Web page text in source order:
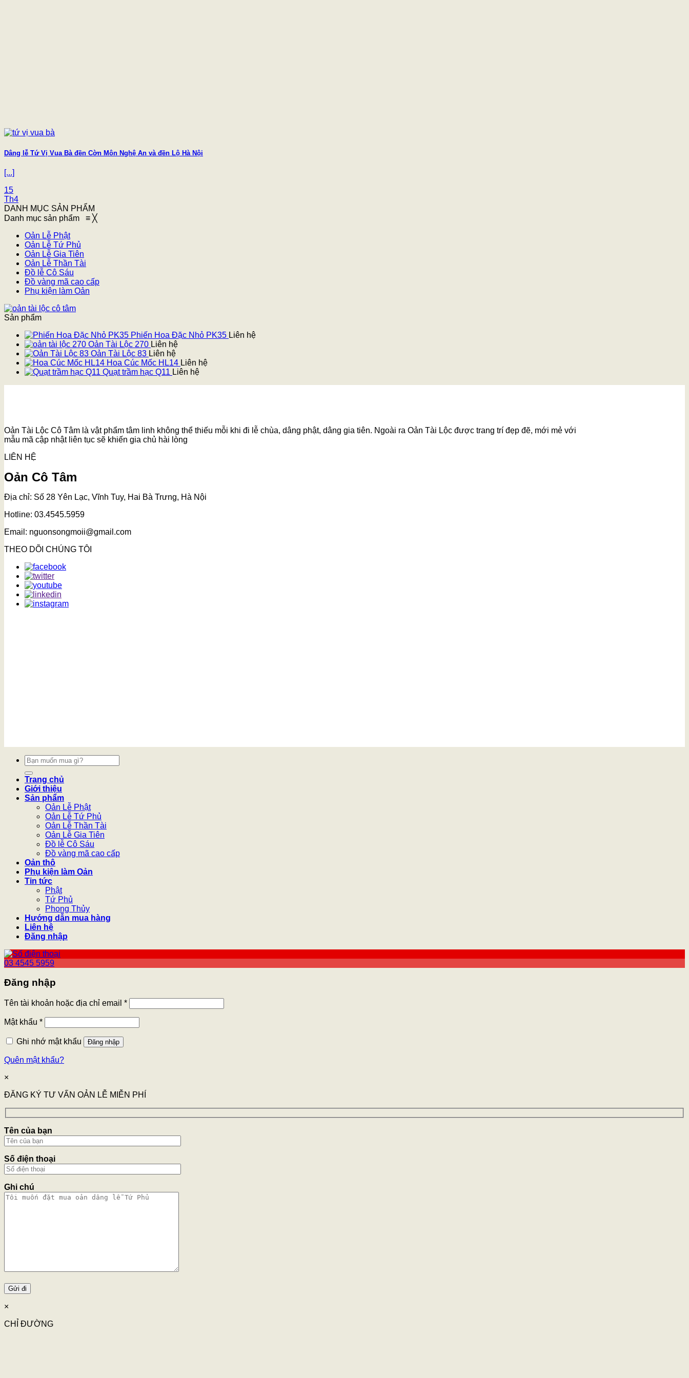
Dâng lễ Tứ Vị Vua Bà đền Cờn Môn Nghệ An và đền Lộ Hà Nội
[...]
15
Th4
DANH MỤC SẢN PHẨM
Danh mục sản phẩm ≡ ╳
Oản Lễ Phật
Oản Lễ Tứ Phủ
Oản Lễ Gia Tiên
Oản Lễ Thần Tài
Đồ lễ Cô Sáu
Đồ vàng mã cao cấp
Phụ kiện làm Oản
Sản phẩm
Phiến Hoa Đặc Nhỏ PK35 Liên hệ
Oản Tài Lộc 270 Liên hệ
Oản Tài Lộc 83 Liên hệ
Hoa Cúc Mốc HL14 Liên hệ
Quạt trầm hạc Q11 Liên hệ
Oản Tài Lộc Cô Tâm là vật phẩm tâm linh không thể thiếu mỗi khi đi lễ chùa, dâng phật, dâng gia tiên. Ngoài ra Oản Tài Lộc được trang trí đẹp đẽ, mới mẻ với
mẫu mã cập nhật liên tục sẽ khiến gia chủ hài lòng
LIÊN HỆ
Oản Cô Tâm
Địa chỉ: Số 28 Yên Lạc, Vĩnh Tuy, Hai Bà Trưng, Hà Nội
Hotline: 03.4545.5959
Email: nguonsongmoii@gmail.com
THEO DÕI CHÚNG TÔI
Tìm
kiếm:
Trang chủ
Giới thiệu
Sản phẩm
Oản Lễ Phật
Oản Lễ Tứ Phủ
Oản Lễ Thần Tài
Oản Lễ Gia Tiên
Đồ lễ Cô Sáu
Đồ vàng mã cao cấp
Oản thô
Phụ kiện làm Oản
Tin tức
Phật
Tứ Phủ
Phong Thủy
Hướng dẫn mua hàng
Liên hệ
Đăng nhập
03 4545 5959
Đăng nhập
Tên tài khoản hoặc địa chỉ email *
Mật khẩu *
Ghi nhớ mật khẩu Đăng nhập
Quên mật khẩu?
×
ĐĂNG KÝ TƯ VẤN OẢN LỄ MIỄN PHÍ
Tên của bạn
Số điện thoại
Ghi chú
×
CHỈ ĐƯỜNG